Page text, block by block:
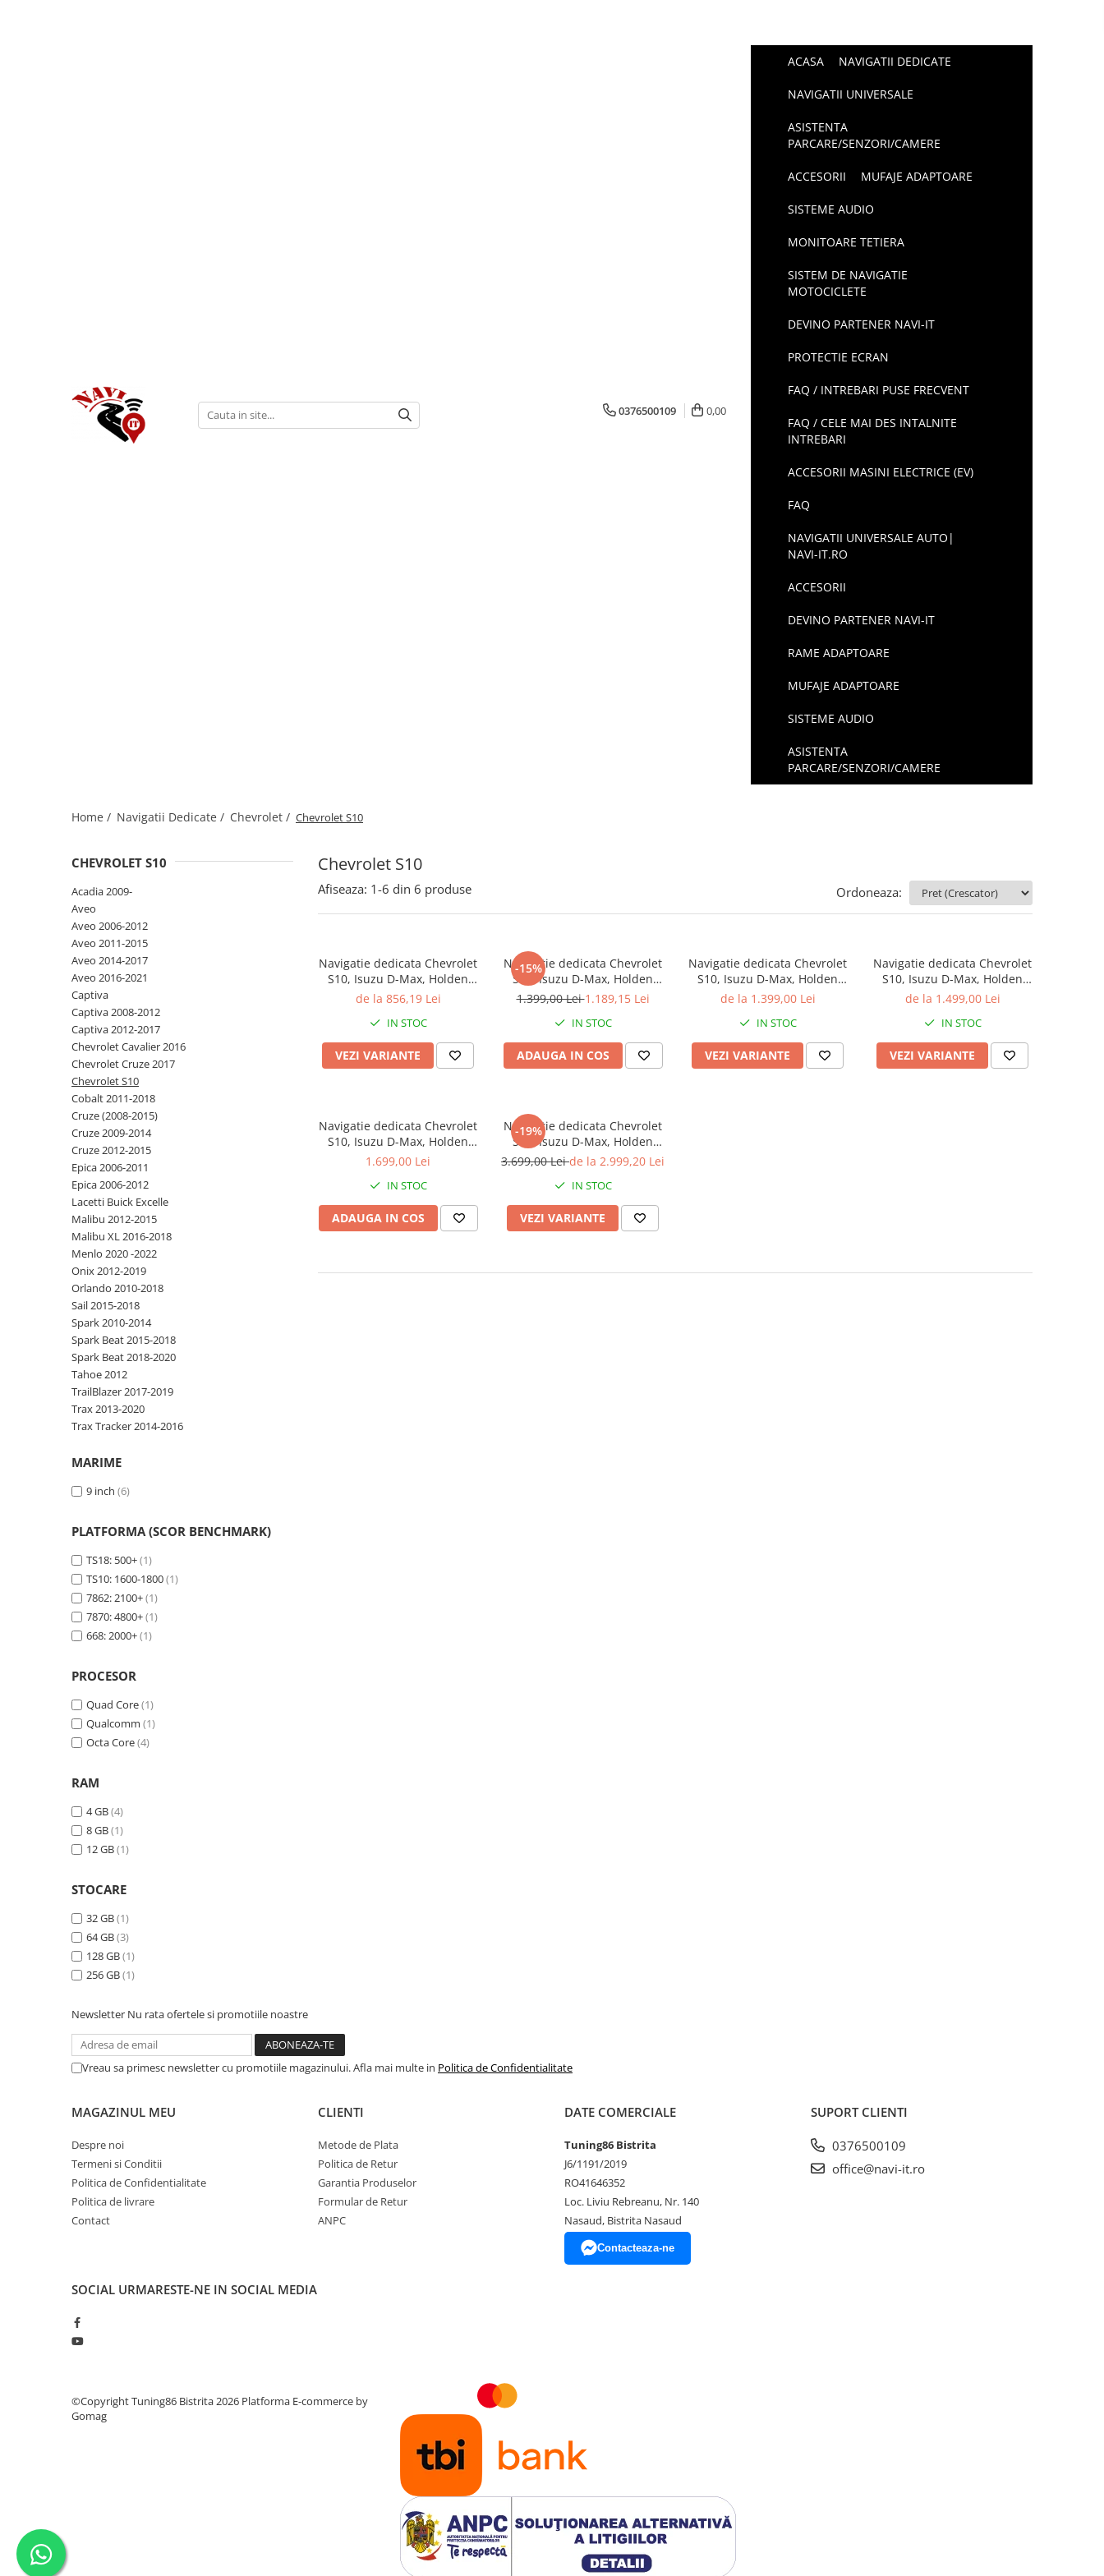
0376500109 0,00
ACASA NAVIGATII DEDICATE
NAVIGATII UNIVERSALE
ASISTENTA
PARCARE/SENZORI/CAMERE
ACCESORII MUFAJE ADAPTOARE
SISTEME AUDIO
MONITOARE TETIERA
SISTEM DE NAVIGATIE
MOTOCICLETE
DEVINO PARTENER NAVI-IT
PROTECTIE ECRAN
FAQ / INTREBARI PUSE FRECVENT
FAQ / CELE MAI DES INTALNITE
INTREBARI
ACCESORII MASINI ELECTRICE (EV)
FAQ
NAVIGATII UNIVERSALE AUTO|
NAVI-IT.RO
ACCESORII
DEVINO PARTENER NAVI-IT
RAME ADAPTOARE
MUFAJE ADAPTOARE
SISTEME AUDIO
ASISTENTA
PARCARE/SENZORI/CAMERE
Home / Navigatii Dedicate / Chevrolet / Chevrolet S10
Chevrolet S10
CHEVROLET S10
Acadia 2009-
Aveo
Aveo 2006-2012
Aveo 2011-2015
Aveo 2014-2017
Aveo 2016-2021
Captiva
Captiva 2008-2012
Captiva 2012-2017
Chevrolet Cavalier 2016
Chevrolet Cruze 2017
Chevrolet S10
Cobalt 2011-2018
Cruze (2008-2015)
Cruze 2009-2014
Cruze 2012-2015
Epica 2006-2011
Epica 2006-2012
Lacetti Buick Excelle
Malibu 2012-2015
Malibu XL 2016-2018
Menlo 2020 -2022
Onix 2012-2019
Orlando 2010-2018
Sail 2015-2018
Spark 2010-2014
Spark Beat 2015-2018
Spark Beat 2018-2020
Tahoe 2012
TrailBlazer 2017-2019
Trax 2013-2020
Trax Tracker 2014-2016
MARIME
9 inch (6)
PLATFORMA (SCOR BENCHMARK)
TS18: 500+(1)
TS10: 1600-1800(1)
7862: 2100+(1)
7870: 4800+(1)
668: 2000+(1)
PROCESOR
Quad Core(1)
Qualcomm (1)
Octa Core(4)
RAM
4 GB(4)
8 GB(1)
12 GB(1)
STOCARE
32 GB(1)
64 GB(3)
128 GB(1)
256 GB(1)
Afiseaza: 1-6 din 6 produse Ordoneaza:
Navigatie dedicata Chevrolet
S10, Isuzu D-Max, Holden
Colorado 2014-2018, 4GB RAM
Android 14, Display QLED 9",
DSP, Carplay&Android Auto,
Supor
de la 856,19 Lei
IN STOC
VEZI VARIANTE
-15%
Navigatie dedicata Chevrolet
S10, Isuzu D-Max, Holden
Colorado 2014-2018, 4GB RAM
14, Display QLED 9",
Carplay&Android Auto, SIM
4G, Ventila
1.399,00 Lei1.189,15 Lei
IN STOC
ADAUGA IN COS
Navigatie dedicata Chevrolet
S10, Isuzu D-Max, Holden
Colorado 2014-2018, 4 GB
Display QLED 9", DSP, Carplay,
Android Auto, SIM 4G, Bluetoo
de la 1.399,00 Lei
IN STOC
VEZI VARIANTE
Navigatie dedicata Chevrolet
S10, Isuzu D-Max, Holden
Colorado 2014-2018, 8GB RAM
Platforma TS18, Android 14,
Display QLED 10", Suporta c
de la 1.499,00 Lei
IN STOC
VEZI VARIANTE
Navigatie dedicata Chevrolet
S10, Isuzu D-Max, Holden
Colorado 2014-2018, 4GB RAM
Qualcomm Octacore, Android
14, Rezolutie 2K, Display QLED
9", DSP, C
1.699,00 Lei
IN STOC
ADAUGA IN COS
-19%
Navigatie dedicata Chevrolet
S10, Isuzu D-Max, Holden
Colorado 2014-2018, 12GB
Android 13, Rezolutie 2K,
Display QLED 9", DSP, Carplay,
SIM 4G
3.699,00 Leide la 2.999,20 Lei
IN STOC
VEZI VARIANTE
Newsletter Nu rata ofertele si promotiile noastre
Vreau sa primesc newsletter cu promotiile magazinului. Afla mai multe in Politica de Confidentialitate
MAGAZINUL MEU
Despre noi
Termeni si Conditii
Politica de Confidentialitate
Politica de livrare
Contact
CLIENTI
Metode de Plata
Politica de Retur
Garantia Produselor
Formular de Retur
ANPC
DATE COMERCIALE
Tuning86 Bistrita
J6/1191/2019
RO41646352
Loc. Liviu Rebreanu, Nr. 140
Nasaud, Bistrita Nasaud
Contacteaza-ne
SUPORT CLIENTI
0376500109
office@navi-it.ro
SOCIAL URMARESTE-NE IN SOCIAL MEDIA
©Copyright Tuning86 Bistrita 2026 Platforma E-commerce by
Gomag